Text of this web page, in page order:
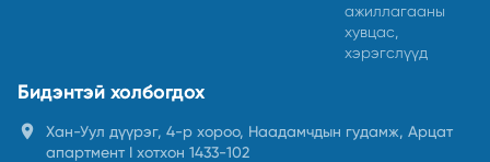
ажиллагааны
хувцас,
хэрэгслүүд
Бидэнтэй холбогдох
location_on
Хан-Уул дүүрэг, 4-р хороо, Наадамчдын гудамж, Арцат
апартмент I хотхон 1433-102